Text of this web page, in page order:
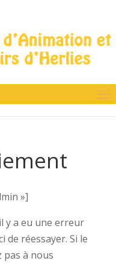
»]
y a eu une erreur
de réessayer. Si le
pas à nous